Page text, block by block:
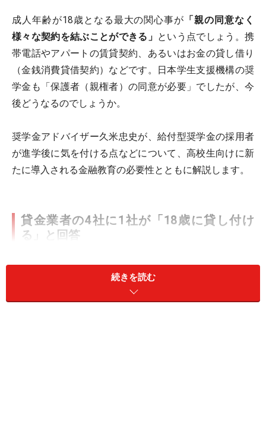
成人年齢が18歳となる最大の関心事が 「親の同意なく
様々な契約を結ぶことができる」 という点でしょう。携
帯電話やアパートの賃貸契約、あるいはお金の貸し借り
（金銭消費貸借契約）などです。日本学生支援機構の奨
学金も「保護者（親権者）の同意が必要」でしたが、今
後どうなるのでしょうか。
奨学金アドバイザー久米忠史が、給付型奨学金の採用者
が進学後に気を付ける点などについて、高校生向けに新
たに導入される金融教育の必要性とともに解説します。
貸金業者の4社に1社が「18歳に貸し付け
る」と回答
付方針・取組状況等に関する調査結果（2021年10月15
加盟業者の25%が18～19歳の一般顧客
続きを読む